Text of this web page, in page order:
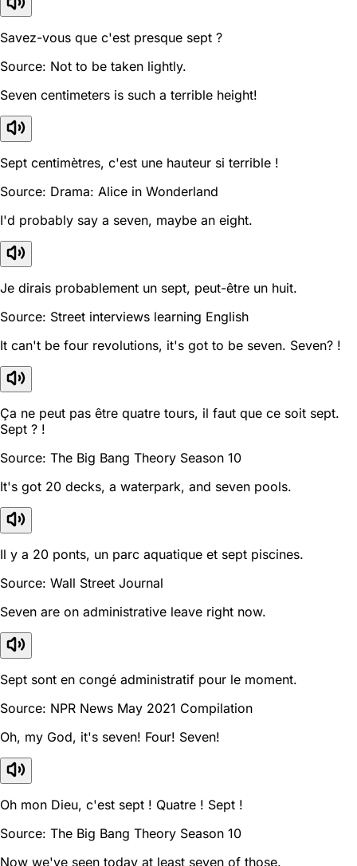
Savez-vous que c'est presque sept ?
Source: Not to be taken lightly.
Seven centimeters is such a terrible height!
Sept centimètres, c'est une hauteur si terrible !
Source: Drama: Alice in Wonderland
I'd probably say a seven, maybe an eight.
Je dirais probablement un sept, peut-être un huit.
Source: Street interviews learning English
It can't be four revolutions, it's got to be seven. Seven? !
Ça ne peut pas être quatre tours, il faut que ce soit sept.
Sept ? !
Source: The Big Bang Theory Season 10
It's got 20 decks, a waterpark, and seven pools.
Il y a 20 ponts, un parc aquatique et sept piscines.
Source: Wall Street Journal
Seven are on administrative leave right now.
Sept sont en congé administratif pour le moment.
Source: NPR News May 2021 Compilation
Oh, my God, it's seven! Four! Seven!
Oh mon Dieu, c'est sept ! Quatre ! Sept !
Source: The Big Bang Theory Season 10
Now we've seen today at least seven of those.